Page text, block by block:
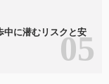
中に潜むリスクと安